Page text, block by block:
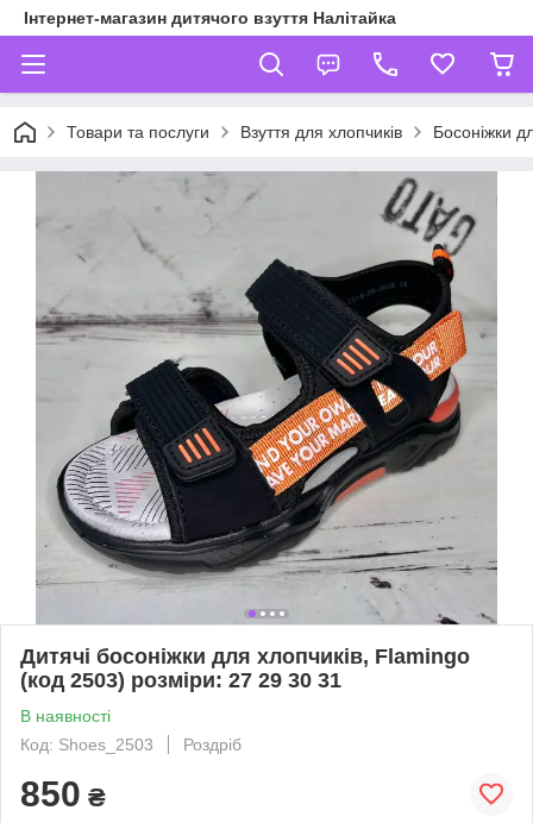
Інтернет-магазин дитячого взуття Налітайка
Товари та послуги Взуття для хлопчиків Босоніжки
Дитячі босоніжки для хлопчиків, Flamingo
(код 2503) розміри: 27 29 30 31
В наявності
Код: Shoes_2503
Роздріб
850 ₴